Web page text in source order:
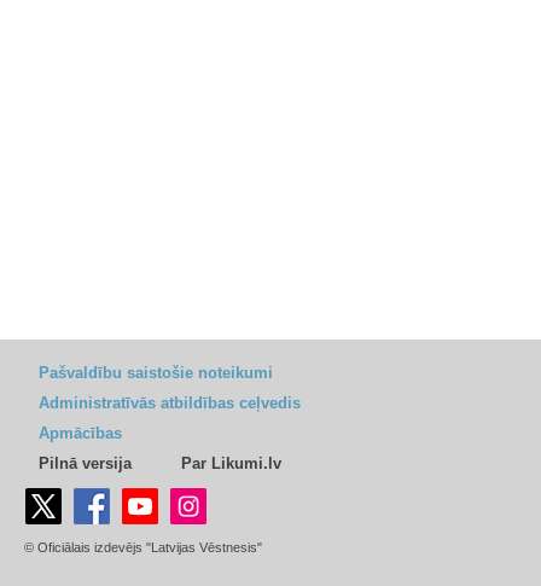
Pašvaldību saistošie noteikumi
Administratīvās atbildības ceļvedis
Apmācības
Pilnā versija
Par Likumi.lv
© Oficiālais izdevējs "Latvijas Vēstnesis"